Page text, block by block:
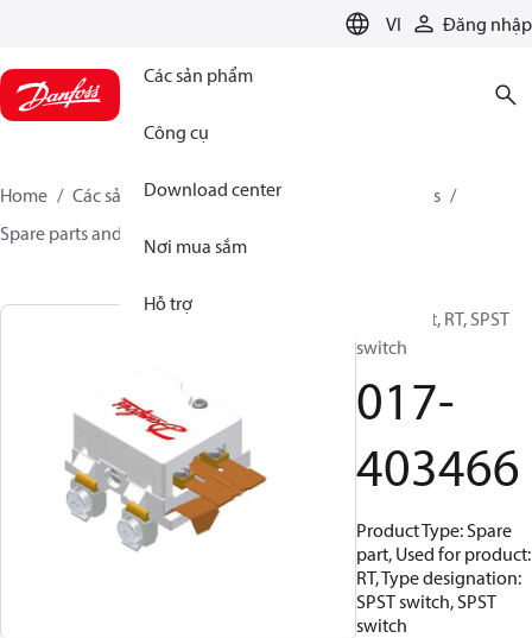
VI Đăng nhập
Các sản phẩm
Công cụ
Download center
Nơi mua sắm
Hỗ trợ
Home Các sản phẩm Sensing solutions
Switches
Spare parts and accessories for Switches
Spare part, RT, SPST
switch
017-
403466
Product Type: Spare
part, Used for product:
RT, Type designation:
SPST switch, SPST
switch